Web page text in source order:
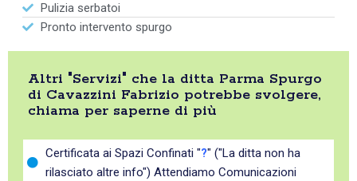
Pulizia serbatoi
Pronto intervento spurgo
Altri "Servizi" che la ditta Parma Spurgo
di Cavazzini Fabrizio potrebbe svolgere,
chiama per saperne di più
Certificata ai Spazi Confinati "?" ("La ditta non ha
rilasciato altre info") Attendiamo Comunicazioni